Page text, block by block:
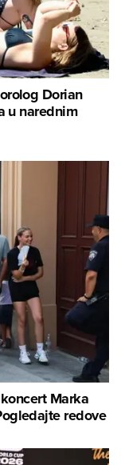
Dorian
u narednim
Marka
redove